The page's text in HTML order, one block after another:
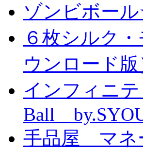
ゾンビボー
６枚シルク
ウンロード版
インフィニ
Ball
手品屋 マネ